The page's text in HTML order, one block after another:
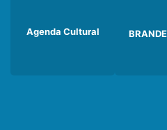
Agenda Cultural